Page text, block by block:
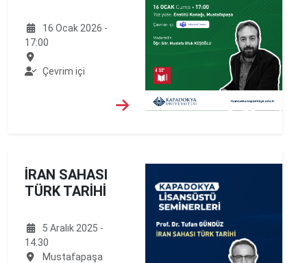
16 Ocak 2026 -
17:00
Çevrim içi
İRAN SAHASI
TÜRK TARİHİ
5 Aralık 2025 -
14.30
Mustafapaşa